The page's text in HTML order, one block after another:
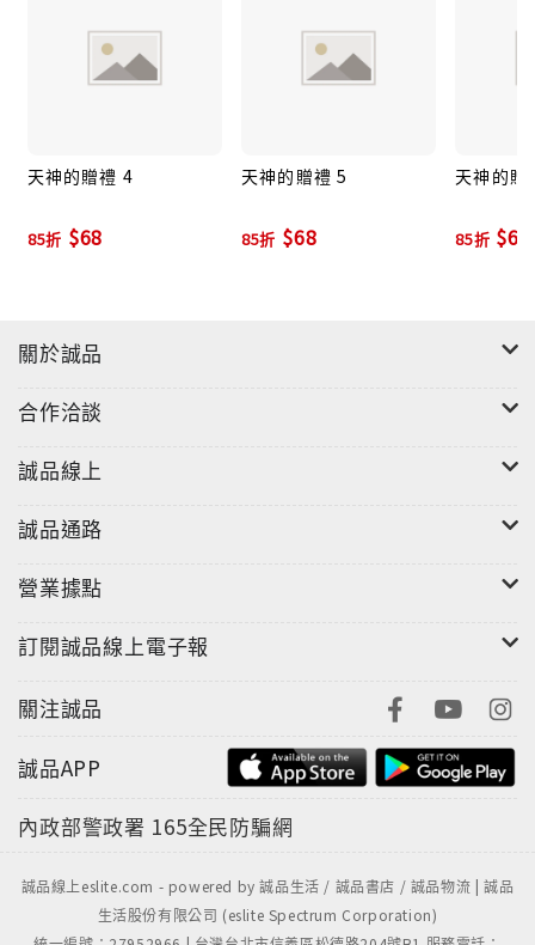
天神的贈禮 4
85折 $68
天神的贈禮 5
85折 $68
天神的贈
85折 $68
關於誠品
合作洽談
誠品線上
誠品通路
營業據點
訂閱誠品線上電子報
關注誠品
誠品APP
內政部警政署 165全民防騙網
誠品線上eslite.com - powered by 誠品生活 / 誠品書店 / 誠品物流 | 誠品
生活股份有限公司 (eslite Spectrum Corporation)